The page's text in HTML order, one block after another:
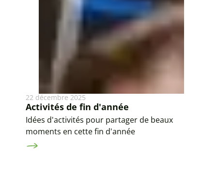
22 décembre 2025
Activités de fin d'année
Idées d'activités pour partager de beaux
moments en cette fin d'année